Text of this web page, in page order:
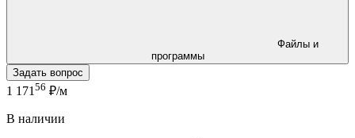
программы
Задать вопрос
1 171 56 ₽/м
В наличии